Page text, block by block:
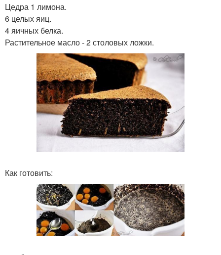
Цедра 1 лимона.
6 целых яиц.
4 яичных белка.
Растительное масло - 2 столовых ложки.
Как готовить: